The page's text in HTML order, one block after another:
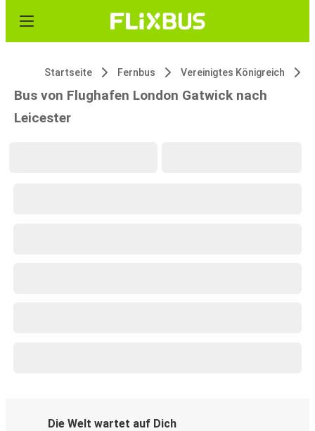
Startseite Fernbus Vereinigtes Königreich
Bus von Flughafen London Gatwick nach
Leicester
Die Welt wartet auf Dich